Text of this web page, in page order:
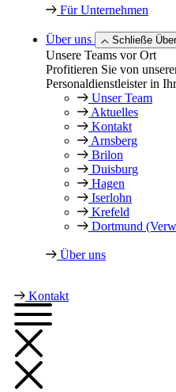
Für Unternehmen
Über uns Schließe
Unsere Teams vor Ort
Profitieren Sie von
Personaldienstleister in
Unser Team
Aktuelles
Kontakt
Arnsberg
Brilon
Duisburg
Hagen
Iserlohn
Krefeld
Dortmund
Über uns
Kontakt